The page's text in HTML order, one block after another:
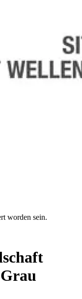
worden sein.